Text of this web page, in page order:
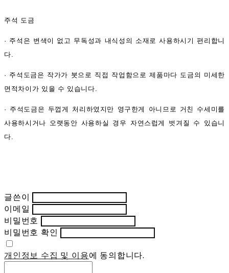
주석 도금
· 주석은 변색이 없고 무독성과 내식성의 소재로 사용하시기 편리합니
다.
· 주석도금은 작가가 붓으로 직접 작업함으로 제품마다 도금의 미세한
면적차이가 있을 수 있습니다.
· 주석도금은 두껍게 처리하였지만 영구한게 아니므로 거친 수세미를
사용하시거나 오랫동안 사용하실 경우 자연스럽게 벗겨질 수 있습니
다.
글쓴이
이메일
비밀번호
비밀번호 확인
개인정보 수집 및 이용에 동의합니다.